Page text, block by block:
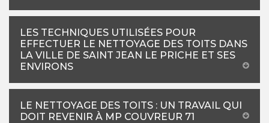
LES TECHNIQUES UTILISÉES POUR
EFFECTUER LE NETTOYAGE DES TOITS DANS
LA VILLE DE SAINT JEAN LE PRICHE ET SES
ENVIRONS
LE NETTOYAGE DES TOITS : UN TRAVAIL QUI
DOIT REVENIR À MP COUVREUR 71